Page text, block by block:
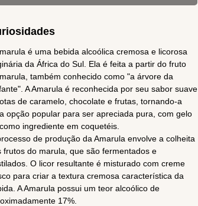
é uma bebida alcoólica cremosa e licorosa
da África do Sul. Ela é feita a partir do fruto
também conhecido como "a árvore da
A Amarula é reconhecida por seu sabor suave
de caramelo, chocolate e frutas, tornando-a
opção popular para ser apreciada pura, com gelo
ingrediente em coquetéis.
de produção da Amarula envolve a colheita
frutos do marula, que são fermentados e
O licor resultante é misturado com creme
para criar a textura cremosa característica da
A Amarula possui um teor alcoólico de
17%.